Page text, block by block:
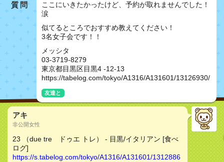
質問
ここにいきたかったけど、予約が取れませんでした！
涙
似てるところでおすすめ教えてください！
3名女子会です！！
メッシタ
03-3719-8279
東京都目黒区目黒4 -12-13
https://tabelog.com/tokyo/A1316/A131601/13126930/
友達と
アキ
非公開女性
23 （due tre ドゥエ トレ） - 目黒/イタリアン [食べ
ログ]
https://s.tabelog.com/tokyo/A1316/A131601/1312886